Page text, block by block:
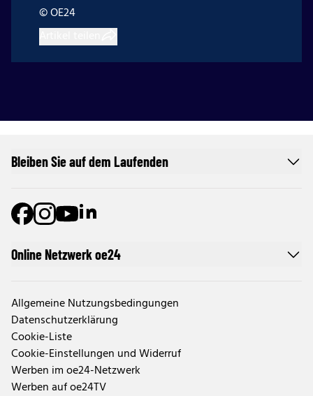
© OE24
Online Netzwerk oe24
Allgemeine Nutzungsbedingungen
Datenschutzerklärung
Cookie-Liste
Cookie-Einstellungen und Widerruf
Werben im oe24-Netzwerk
Werben auf oe24TV
Bleiben Sie auf dem Laufenden